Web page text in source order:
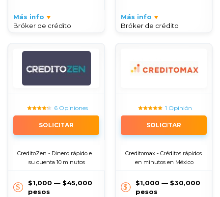
Más info
Bróker de crédito
Más info
Bróker de crédito
6 Opiniones
SOLICITAR
CreditoZen - Dinero rápido en
su cuenta 10 minutos
$1,000 — $45,000
pesos
1 Opinión
SOLICITAR
Creditomax - Créditos rápidos
en minutos en México
$1,000 — $30,000
pesos